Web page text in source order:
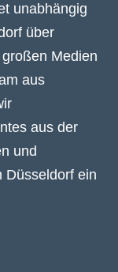
unabhängig
über
Medien
aus
aus der
und
Düsseldorf ein